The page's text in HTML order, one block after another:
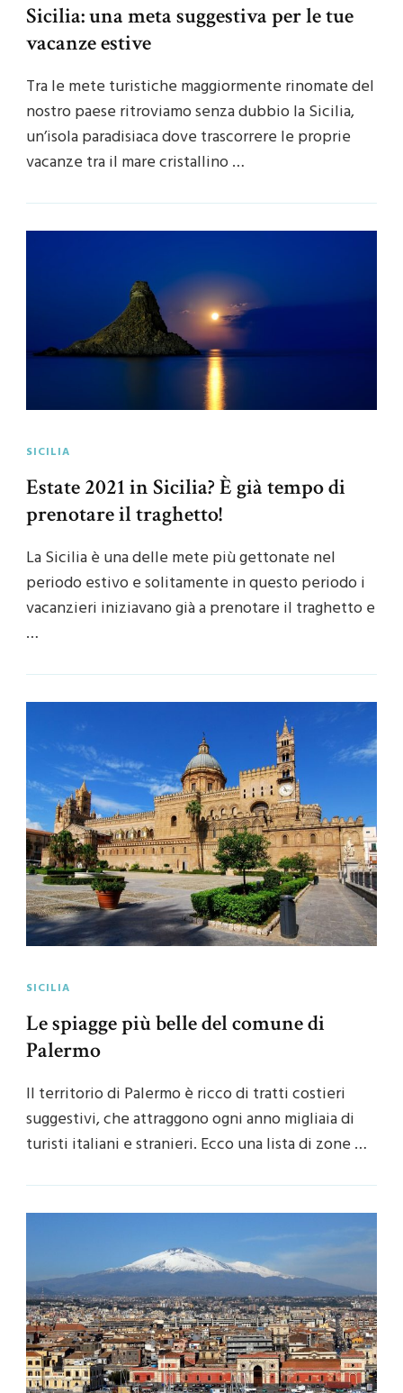
Sicilia: una meta suggestiva per le tue
vacanze estive
Tra le mete turistiche maggiormente rinomate del
nostro paese ritroviamo senza dubbio la Sicilia,
un’isola paradisiaca dove trascorrere le proprie
vacanze tra il mare cristallino …
SICILIA
Estate 2021 in Sicilia? È già tempo di
prenotare il traghetto!
La Sicilia è una delle mete più gettonate nel
periodo estivo e solitamente in questo periodo i
vacanzieri iniziavano già a prenotare il traghetto e
…
SICILIA
Le spiagge più belle del comune di
Palermo
Il territorio di Palermo è ricco di tratti costieri
suggestivi, che attraggono ogni anno migliaia di
turisti italiani e stranieri. Ecco una lista di zone …